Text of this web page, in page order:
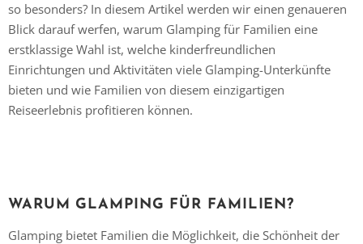
so besonders? In diesem Artikel werden wir einen genaueren
Blick darauf werfen, warum Glamping für Familien eine
erstklassige Wahl ist, welche kinderfreundlichen
Einrichtungen und Aktivitäten viele Glamping-Unterkünfte
bieten und wie Familien von diesem einzigartigen
Reiseerlebnis profitieren können.
WARUM GLAMPING FÜR FAMILIEN?
Glamping bietet Familien die Möglichkeit, die Schönheit der